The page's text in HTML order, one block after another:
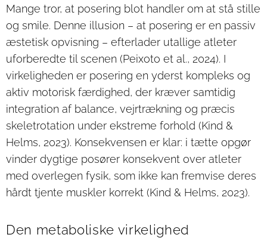
Mange tror, at posering blot handler om at stå stille
og smile. Denne illusion – at posering er en passiv
æstetisk opvisning – efterlader utallige atleter
uforberedte til scenen (Peixoto et al., 2024). I
virkeligheden er posering en yderst kompleks og
aktiv motorisk færdighed, der kræver samtidig
integration af balance, vejrtrækning og præcis
skeletrotation under ekstreme forhold (Kind &
Helms, 2023). Konsekvensen er klar: i tætte opgør
vinder dygtige posører konsekvent over atleter
med overlegen fysik, som ikke kan fremvise deres
hårdt tjente muskler korrekt (Kind & Helms, 2023).
Den metaboliske virkelighed